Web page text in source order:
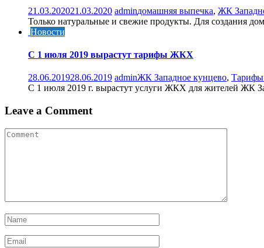
21.03.202021.03.2020 adminдомашняя выпечка, ЖК
Только натуральные и свежие продукты. Для создания
Новости
С 1 июля 2019 вырастут тарифы ЖКХ
28.06.201928.06.2019 adminЖК Западное кунцево,
C 1 июля 2019 г. вырастут услуги ЖКХ для жителей ЖК
Leave a Comment